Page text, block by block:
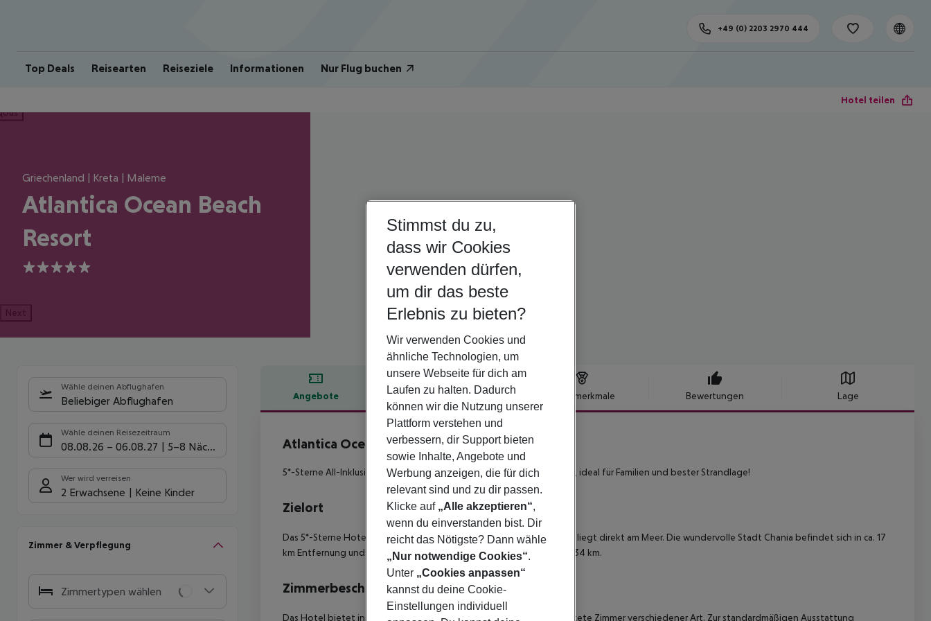
Top Deals Reisearten Reiseziele Informationen Nur Flug buchen
+49 (0) 2203 2970 444
Hotel teilen
Griechenland | Kreta | Maleme
Atlantica Ocean Beach
Resort
5
Next
Wähle deinen Abflughafen
Beliebiger Abflughafen
Wähle deinen Reisezeitraum
08.08.26 – 06.08.27 5-8 Nächte
Wer wird verreisen
2 Erwachsene Keine Kinder
Zimmer & Verpflegung
Zimmertypen wählen
Angebote Hotelbeschreibung Hotelmerkmale Bewertungen Lage
Hotelbeschreibung
Atlantica Ocean Beach Resort
5
5*-Sterne All-Inklusive Hotelanlage mit grosszügiger Poollandschaft, ideal für Familien und bester Strandlage!
Zielort
Das 5*-Sterne Hotel mit seinen verschiedenen Freizeitmöglichkeiten liegt direkt am Meer. Die wundervolle Stadt Chania befindet sich in ca. 17
km Entfernung und den Flughafen von Chania erreichen Sie nach ca. 34 km.
Zimmerbeschreibung
Das Hotel bietet insgesamt 356 modern und komfortabel eingerichtete Zimmer verschiedener Art. Zur standardmäßigen Ausstattung
Stimmst du zu,
dass wir Cookies
verwenden dürfen,
um dir das beste
Erlebnis zu bieten?
Wir verwenden Cookies und
ähnliche Technologien, um
unsere Webseite für dich am
Laufen zu halten. Dadurch
können wir die Nutzung unserer
Plattform verstehen und
verbessern, dir Support bieten
sowie Inhalte, Angebote und
Werbung anzeigen, die für dich
relevant sind und zu dir passen.
Klicke auf „Alle akzeptieren“,
wenn du einverstanden bist. Dir
reicht das Nötigste? Dann wähle
„Nur notwendige Cookies“.
Unter „Cookies anpassen“
kannst du deine Cookie-
Einstellungen individuell